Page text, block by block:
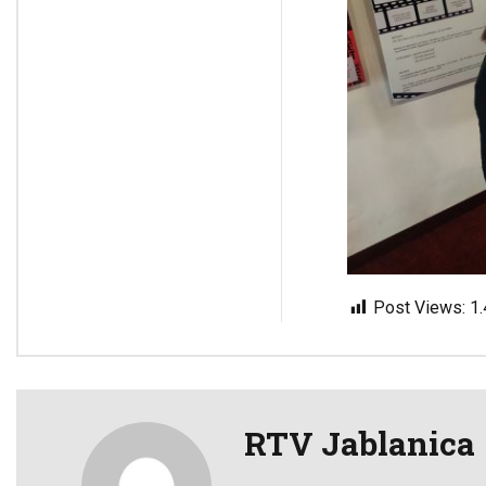
Post Views:
RTV Jablanica